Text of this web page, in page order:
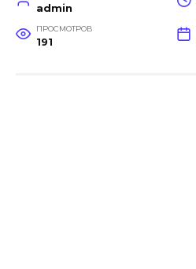
admin
ПРОСМОТРОВ
191